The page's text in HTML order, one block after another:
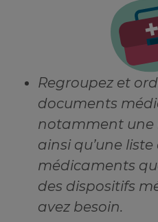
Regroupez et
documents
notamment une
ainsi qu’une liste
médicaments
des dispositifs
avez besoin.